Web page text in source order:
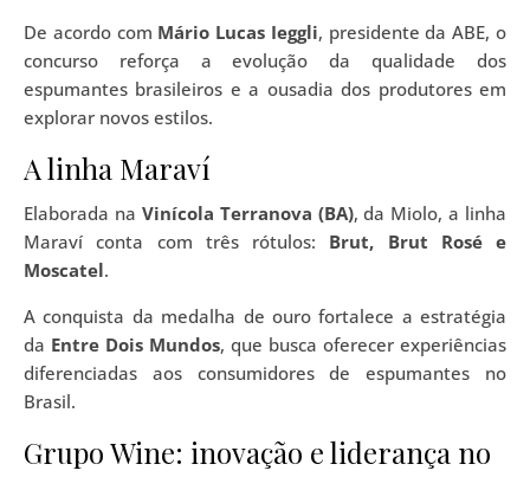
De acordo com Mário Lucas Ieggli, presidente da ABE, o
concurso reforça a evolução da qualidade dos
espumantes brasileiros e a ousadia dos produtores em
explorar novos estilos.
A linha Maraví
Elaborada na Vinícola Terranova (BA), da Miolo, a linha
Maraví conta com três rótulos: Brut, Brut Rosé e
Moscatel.
A conquista da medalha de ouro fortalece a estratégia
da Entre Dois Mundos, que busca oferecer experiências
diferenciadas aos consumidores de espumantes no
Brasil.
Grupo Wine: inovação e liderança no